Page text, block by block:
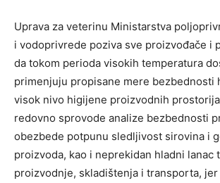
Uprava za veterinu Ministarstva
i vodoprivrede poziva sve proizvođače i
da tokom perioda visokih temperatura
primenjuju propisane mere bezbednosti
visok nivo higijene proizvodnih
redovno sprovode analize bezbednosti
obezbede potpunu sledljivost sirovina i
proizvoda, kao i neprekidan hladni lanac
proizvodnje, skladištenja i transporta,